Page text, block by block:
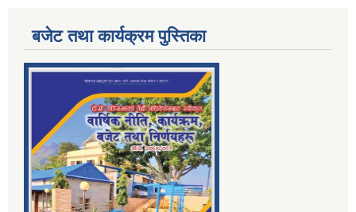
बजेट तथा कार्यक्रम पुस्तिका